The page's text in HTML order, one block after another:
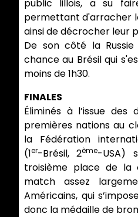
public lillois, a su
permettant d'arracher
ainsi de décrocher leur
De son côté la
chance au Brésil qui
moins de 1h30.
FINALES
Éliminés à l’issue des
premières nations au
la Fédération
(1er-Brésil, 2ème-USA)
troisième place de la
match assez
Américains, qui
donc la médaille de